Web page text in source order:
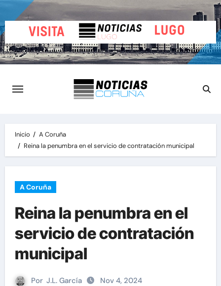
al
contenido
Inicio
A Coruña
Reina la penumbra en el servicio de contratación municipal
A Coruña
Reina la penumbra en el
servicio de contratación
municipal
Por J.L. García Nov 4, 2024